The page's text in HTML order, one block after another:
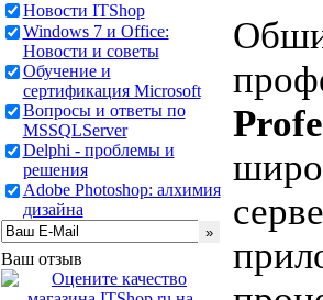
Новости ITShop
Windows 7 и Office:
Новости и советы
Обучение и
сертификация Microsoft
Вопросы и ответы по
MSSQLServer
Delphi - проблемы и
решения
Adobe Photoshop: алхимия
дизайна
Ваш отзыв